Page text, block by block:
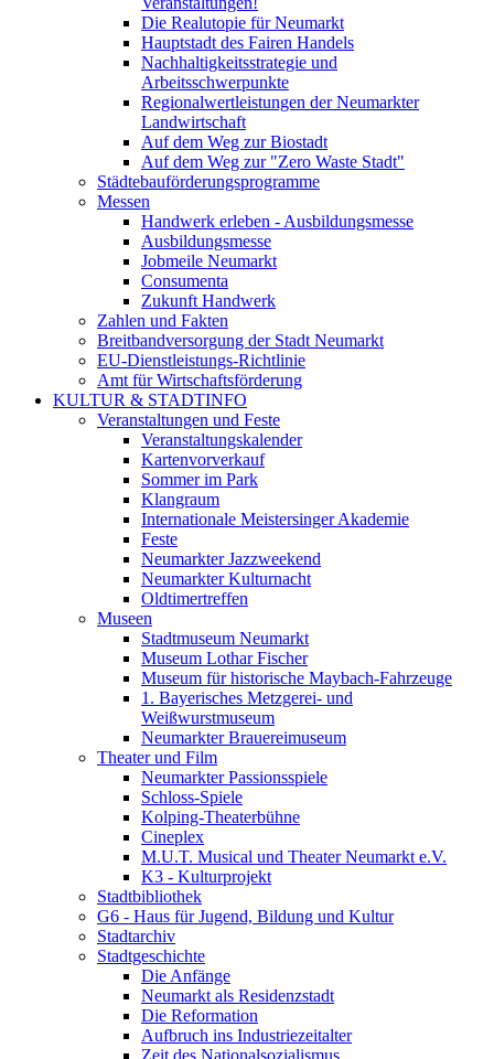
Die Realutopie für Neumarkt
Hauptstadt des Fairen Handels
Nachhaltigkeitsstrategie und
Arbeitsschwerpunkte
Regionalwertleistungen der Neumarkter
Landwirtschaft
Auf dem Weg zur Biostadt
Auf dem Weg zur "Zero Waste Stadt"
Städtebauförderungsprogramme
Messen
Handwerk erleben - Ausbildungsmesse
Ausbildungsmesse
Jobmeile Neumarkt
Consumenta
Zukunft Handwerk
Zahlen und Fakten
Breitbandversorgung der Stadt Neumarkt
EU-Dienstleistungs-Richtlinie
Amt für Wirtschaftsförderung
KULTUR & STADTINFO
Veranstaltungen und Feste
Veranstaltungskalender
Kartenvorverkauf
Sommer im Park
Klangraum
Internationale Meistersinger Akademie
Feste
Neumarkter Jazzweekend
Neumarkter Kulturnacht
Oldtimertreffen
Museen
Stadtmuseum Neumarkt
Museum Lothar Fischer
Museum für historische Maybach-Fahrzeuge
1. Bayerisches Metzgerei- und
Weißwurstmuseum
Neumarkter Brauereimuseum
Theater und Film
Neumarkter Passionsspiele
Schloss-Spiele
Kolping-Theaterbühne
Cineplex
M.U.T. Musical und Theater Neumarkt e.V.
K3 - Kulturprojekt
Stadtbibliothek
G6 - Haus für Jugend, Bildung und Kultur
Stadtarchiv
Stadtgeschichte
Die Anfänge
Neumarkt als Residenzstadt
Die Reformation
Aufbruch ins Industriezeitalter
Zeit des Nationalsozialismus